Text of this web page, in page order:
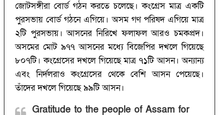
জোটসঙ্গীরা বোর্ড গঠন করতে চলেছে। কংগ্রেস মাত্র একটি
পুরসভায় বোর্ড গঠনে এগিয়ে। অসম গণ পরিষদ এগিয়ে মাত্র
২টি পুরসভায়। আসনের নিরিখে ফলাফল আরও চমকপ্রদ।
অসমের মোট ৯৭৭ আসনের মধ্যে বিজেপির দখলে গিয়েছে
৮০৭টি। কংগ্রেসের দখলে গিয়েছে মাত্র ৭১টি আসন। অন্যান্য
এবং নির্দলরাও কংগ্রেসের থেকে বেশি আসন পেয়েছে।
তাঁদের দখলে গিয়েছে ৯৯টি আসন।
Gratitude to the people of Assam for